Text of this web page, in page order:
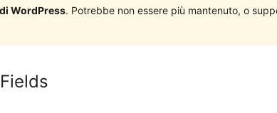
WordPress. Potrebbe non essere più mantenuto, o